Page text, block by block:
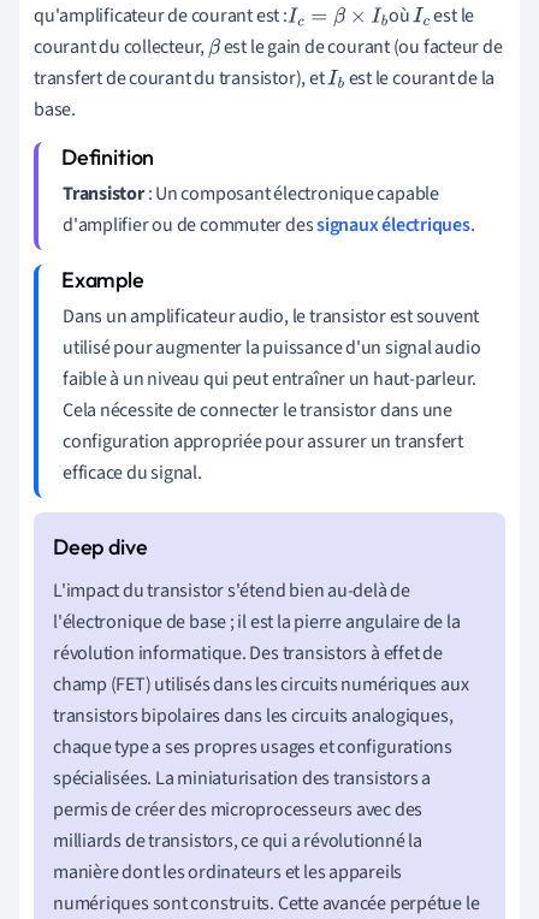
qu'amplificateur de courant est :Ic= β× Ib oùIc est le
courant du collecteur,βest le gain de courant (ou facteur de
transfert de courant du transistor), etIb est le courant de la
base.
Transistor: Un composant électronique capable
d'amplifier ou de commuter dessignaux électriques.
Dans un amplificateur audio, le transistor est souvent
utilisé pour augmenter la puissance d'un signal audio
faible à un niveau qui peut entraîner un haut-parleur.
Cela nécessite de connecter le transistor dans une
configuration appropriée pour assurer un transfert
efficace du signal.
L'impact du transistor s'étend bien au-delà de
l'électronique de base ; il est la pierre angulaire de la
révolution informatique. Des transistors à effet de
champ (FET) utilisés dans les circuits numériques aux
transistors bipolaires dans les circuits analogiques,
chaque type a ses propres usages et configurations
spécialisées. La miniaturisation des transistors a
permis de créer des microprocesseurs avec des
milliards de transistors, ce qui a révolutionné la
manière dont les ordinateurs et les appareils
numériques sont construits. Cette avancée perpétue le